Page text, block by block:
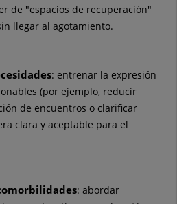
de "espacios de recuperación"
llegar al agotamiento.
: entrenar la expresión
(por ejemplo, reducir
de encuentros o clarificar
clara y aceptable para el
: abordar